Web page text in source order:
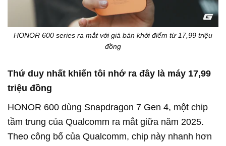
HONOR 600 series ra mắt với giá bán khởi điểm từ 17,99 triệu
đồng
Thứ duy nhất khiến tôi nhớ ra đây là máy 17,99
triệu đồng
HONOR 600 dùng Snapdragon 7 Gen 4, một chip
tầm trung của Qualcomm ra mắt giữa năm 2025.
Theo công bố của Qualcomm, chip này nhanh hơn